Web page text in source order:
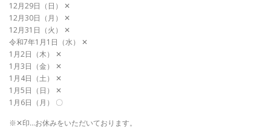
12月29日（日） ✕
12月30日（月） ✕
12月31日（火） ✕
令和7年1月1日（水） ✕
1月2日（木） ✕
1月3日（金） ✕
1月4日（土） ✕
1月5日（日） ✕
1月6日（月） 〇
※✕印…お休みをいただいております。